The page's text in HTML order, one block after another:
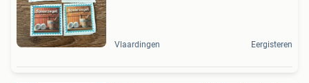
Vlaardingen Eergisteren